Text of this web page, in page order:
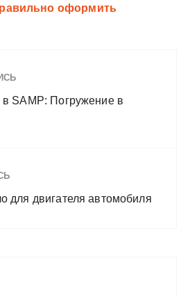
оформить
в SAMP: Погружение в
для двигателя автомобиля